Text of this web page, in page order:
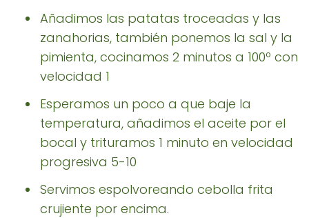
Añadimos las patatas troceadas y las
zanahorias, también ponemos la sal y la
pimienta, cocinamos 2 minutos a 100º con
velocidad 1
Esperamos un poco a que baje la
temperatura, añadimos el aceite por el
bocal y trituramos 1 minuto en velocidad
progresiva 5-10
Servimos espolvoreando cebolla frita
crujiente por encima.